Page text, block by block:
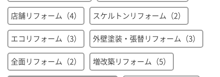
店舗リフォーム（4） スケルトンリフォーム（2）
エコリフォーム（3） 外壁塗装・張替リフォーム（3）
全面リフォーム（2） 増改築リフォーム（5）